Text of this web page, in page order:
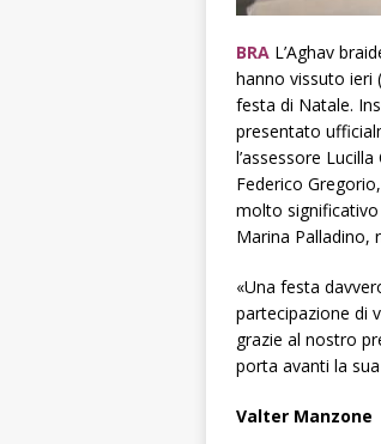
BRA L’Aghav
hanno vissuto ieri
festa di Natale.
presentato
l’assessore
Federico
molto
Marina Palladino,
«Una festa
partecipazione di
grazie al nostro
porta avanti la
Valter Manzone